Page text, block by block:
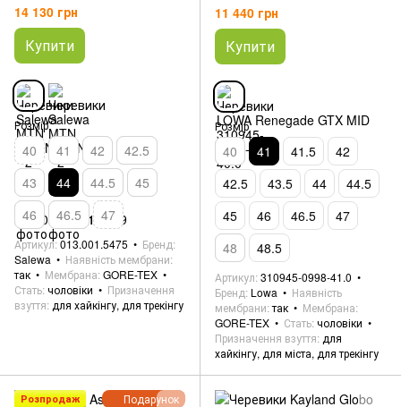
14 130 грн
Купити
Розмір
40 41 42
42.5
43
44 44.5
45
46
46.5 47
Артикул 013.001.5475
Бренд
Salewa
Наявність мембрани
так
Мембрана GORE-TEX
Стать чоловіки
Призначення
взуття для хайкінгу, для трекінгу
11 440 грн
Купити
Розмір
40 41 41.5
42
42.5
43.5 44
44.5
45
46 46.5
47
48
48.5
Артикул 310945-0998-41.0
Бренд Lowa
Наявність
мембрани так
Мембрана
GORE-TEX
Стать чоловіки
Призначення взуття для
хайкінгу, для міста, для трекінгу
Подарунок
Розпродаж